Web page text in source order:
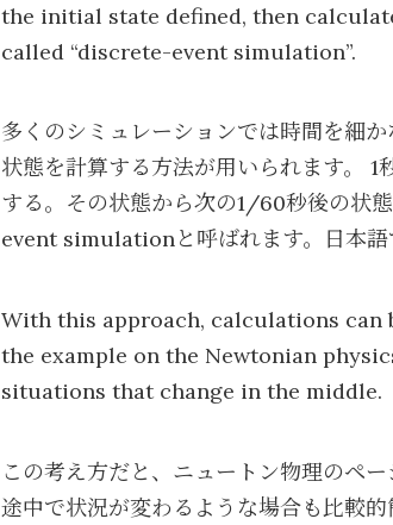
the initial state defined, then
called “discrete-event simulation”.
多くのシミュレーションでは時間を細
状態を計算する方法が用いられます。
する。その状態から次の1/60秒後の状
event simulationと呼ばれます。日本語
With this approach, calculations can
the example on the Newtonian
situations that change in the middle.
この考え方だと、ニュートン物理のペ
途中で状況が変わるような場合も比較的